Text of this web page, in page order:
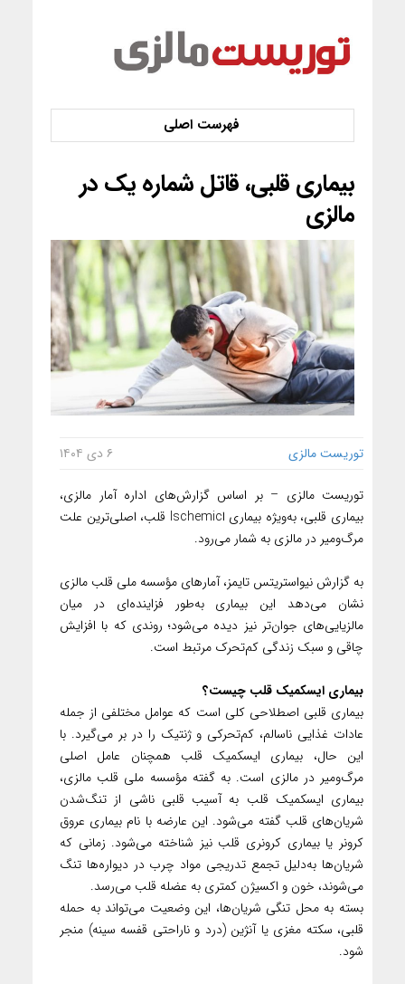
بیماری قلبی، قاتل شماره یک در
مالزی
توریست مالزی ۶ دی ۱۴۰۴
توریست مالزی – بر اساس گزارش‌های اداره آمار مالزی،
بیماری قلبی، به‌ویژه بیماری اIschemic قلب، اصلی‌ترین علت
مرگ‌ومیر در مالزی به شمار می‌رود.
به گزارش نیواستریتس تایمز، آمارهای مؤسسه ملی قلب مالزی
نشان می‌دهد این بیماری به‌طور فزاینده‌ای در میان
مالزیایی‌های جوان‌تر نیز دیده می‌شود؛ روندی که با افزایش
چاقی و سبک زندگی کم‌تحرک مرتبط است.
بیماری ایسکمیک قلب چیست؟
بیماری قلبی اصطلاحی کلی است که عوامل مختلفی از جمله
عادات غذایی ناسالم، کم‌تحرکی و ژنتیک را در بر می‌گیرد. با
این حال، بیماری ایسکمیک قلب همچنان عامل اصلی
مرگ‌ومیر در مالزی است. به گفته مؤسسه ملی قلب مالزی،
بیماری ایسکمیک قلب به آسیب قلبی ناشی از تنگ‌شدن
شریان‌های قلب گفته می‌شود. این عارضه با نام بیماری عروق
کرونر یا بیماری کرونری قلب نیز شناخته می‌شود. زمانی که
شریان‌ها به‌دلیل تجمع تدریجی مواد چرب در دیواره‌ها تنگ
می‌شوند، خون و اکسیژن کمتری به عضله قلب می‌رسد.
بسته به محل تنگی شریان‌ها، این وضعیت می‌تواند به حمله
قلبی، سکته مغزی یا آنژین (درد و ناراحتی قفسه سینه) منجر
شود.